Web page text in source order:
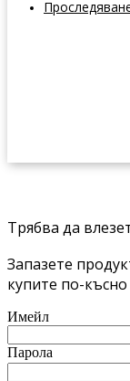
Трябва да
Запазете
купите по-
Имейл
Парола